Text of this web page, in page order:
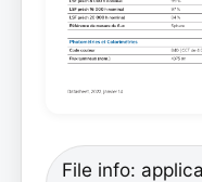
File info: